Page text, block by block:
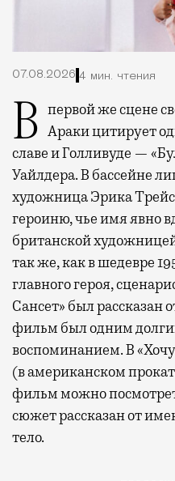
07.08.2026 4 мин. чтения
В первой же сцене своего нового фильма Грегг Араки цитирует
славе и Голливуде —
Уайлдера. В бассейне
художница Эрика
героиню, чье имя явно
британской
так же, как в шедевре
главного героя,
Сансет» был рассказан
фильм был одним
воспоминанием. В «Хочу
(в американском
фильм можно
сюжет рассказан от
тело.